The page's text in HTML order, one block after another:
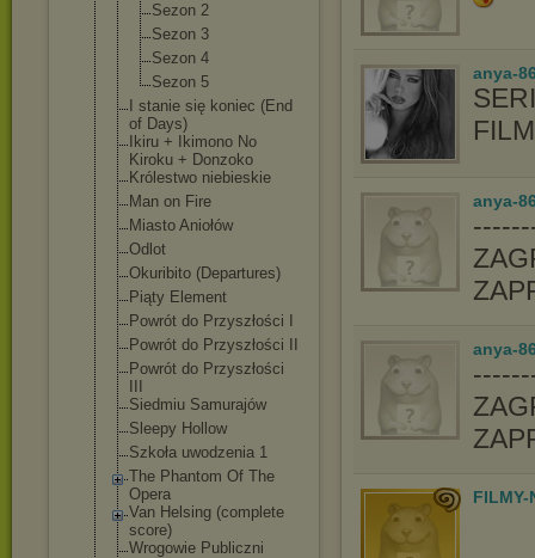
Sezon 2
Sezon 3
Sezon 4
Sezon 5
I stanie się koniec (End
of Days)
Ikiru + Ikimono No
Kiroku + Donzoko
Królestwo niebieskie
Man on Fire
Miasto Aniołów
Odlot
Okuribito (Departures)
Piąty Element
Powrót do Przyszłości I
Powrót do Przyszłości II
Powrót do Przyszłości
Siedmiu Samurajów
Sleepy Hollow
Szkoła uwodzenia 1
The Phantom Of The
Opera
Van Helsing (complete
score)
Wrogowie Publiczni
anya-
anya-
anya-
FILMY-